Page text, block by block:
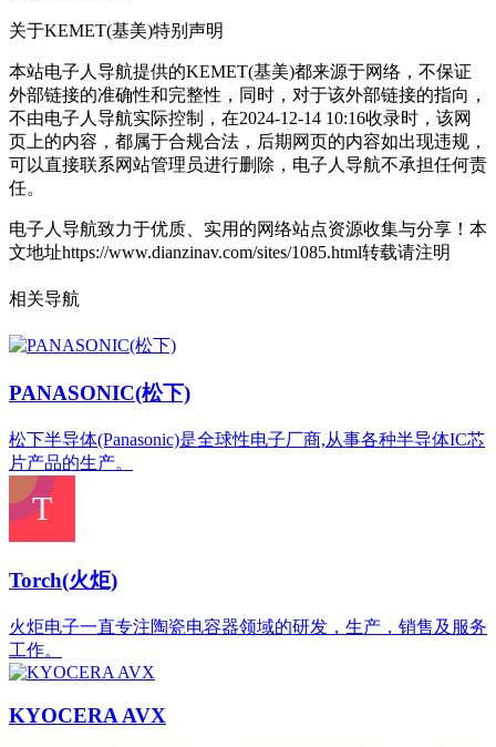
关于KEMET(基美)特别声明
本站电子人导航提供的KEMET(基美)都来源于网络，不保证
外部链接的准确性和完整性，同时，对于该外部链接的指向，
不由电子人导航实际控制，在2024-12-14 10:16收录时，该网
页上的内容，都属于合规合法，后期网页的内容如出现违规，
可以直接联系网站管理员进行删除，电子人导航不承担任何责
任。
电子人导航致力于优质、实用的网络站点资源收集与分享！ 本
文地址https://www.dianzinav.com/sites/1085.html转载请注明
相关导航
PANASONIC(松下)
松下半导体(Panasonic)是全球性电子厂商,从事各种半导体IC芯
片产品的生产。
Torch(火炬)
火炬电子一直专注陶瓷电容器领域的研发，生产，销售及服务
工作。
KYOCERA AVX